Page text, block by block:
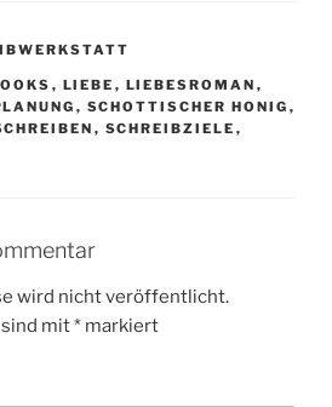
, LIEBE , LIEBESROMAN ,
, SCHOTTISCHER HONIG ,
, SCHREIBZIELE ,
wird nicht veröffentlicht.
mit* markiert